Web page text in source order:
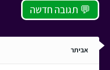
תגובה חדשה 💬
אביתר